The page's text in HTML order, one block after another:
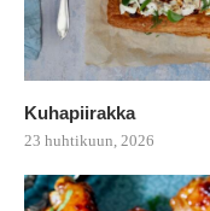
Kuhapiirakka
23 huhtikuun, 2026